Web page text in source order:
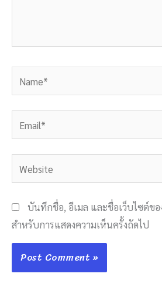
Name*
Email*
Website
บันทึกชื่อ, อีเมล และชื่อเว็บไซต์ข
สำหรับการแสดงความเห็นครั้งถัดไป